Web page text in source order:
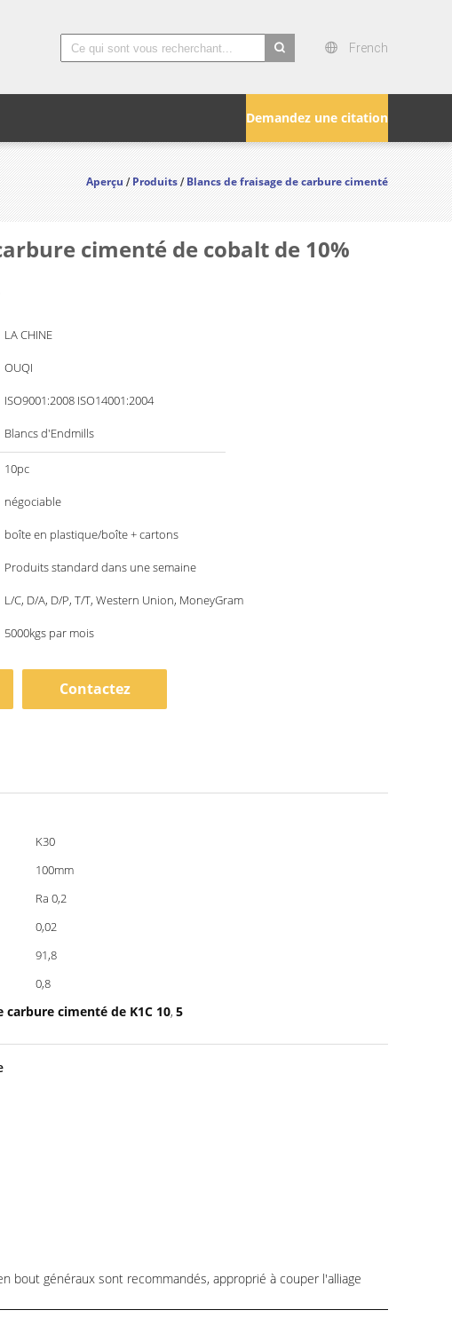
French
Demandez une citation
Aperçu /Produits/Blancs de fraisage de carbure cimenté
cimenté de cobalt de 10%
LA CHINE
OUQI
ISO9001:2008 ISO14001:2004
Blancs d'Endmills
10pc
négociable
boîte en plastique/boîte + cartons
Produits standard dans une semaine
L/C, D/A, D/P, T/T, Western Union, MoneyGram
5000kgs par mois
Contactez
K30
100mm
Ra 0,2
0,02
91,8
0,8
carbure cimenté de K1C 10, 5
bout généraux sont recommandés, approprié à couper l'alliage